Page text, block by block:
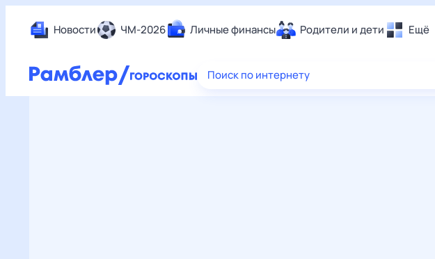
Новости ЧМ-2026 Личные финансы Родители и дети Ещё
Еда
Поиск по интернету